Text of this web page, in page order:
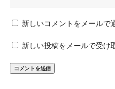
新しいコメントをメールで
新しい投稿をメールで受け